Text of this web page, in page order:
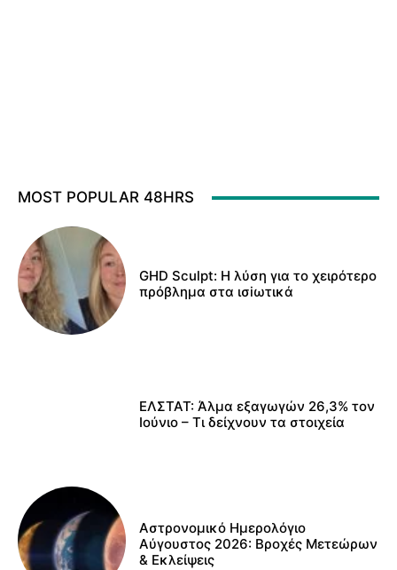
MOST POPULAR 48HRS
GHD Sculpt: Η λύση για το χειρότερο
πρόβλημα στα ισiωτικά
ΕΛΣΤΑΤ: Άλμα εξαγωγών 26,3% τον
Ιούνιο – Τι δείχνουν τα στοιχεία
Αστρονομικό Ημερολόγιο
Αύγουστος 2026: Βροχές Μετεώρων
& Εκλείψεις